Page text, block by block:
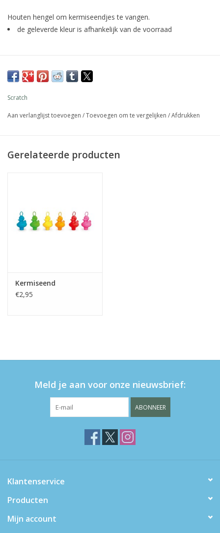
Houten hengel om kermiseendjes te vangen.
de geleverde kleur is afhankelijk van de voorraad
Scratch
Aan verlanglijst toevoegen /Toevoegen om te vergelijken /Afdrukken
Gerelateerde producten
Kermiseend
€2,95
Meld je aan voor onze nieuwsbrief:
ABONNEER
Klantenservice
Producten
Mijn account